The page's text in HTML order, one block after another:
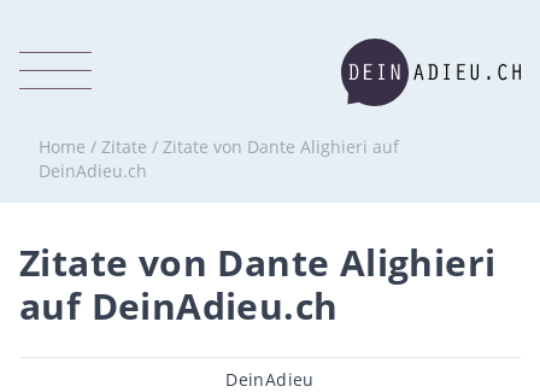
Home / Zitate / Zitate von Dante Alighieri auf
DeinAdieu.ch
Zitate von Dante Alighieri
auf DeinAdieu.ch
Beitragsautor
DeinAdieu